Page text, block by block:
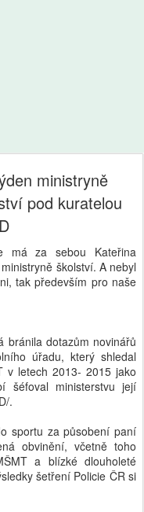
ministryně
pod kuratelou
má za sebou Kateřina
školství. A nebyl
tak především pro naše
bránila dotazům novinářů
úřadu, který shledal
v letech 2013- 2015 jako
šéfoval ministerstvu její
.
sportu za působení paní
obvinění, včetně toho
a blízké dlouholeté
šetření Policie ČR si